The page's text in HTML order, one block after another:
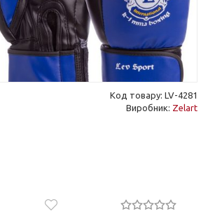
Код товару: LV-4281
Виробник: Zelart